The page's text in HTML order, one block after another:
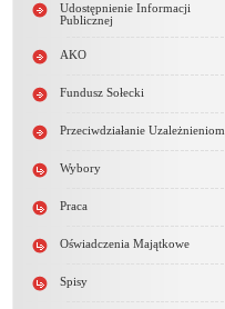
Udostępnienie Informacji
Publicznej
AKO
Fundusz Sołecki
Przeciwdziałanie Uzależnieniom
Wybory
Praca
Oświadczenia Majątkowe
Spisy